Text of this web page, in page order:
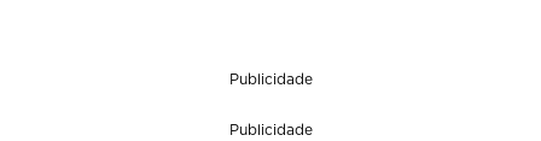
Publicidade
Publicidade